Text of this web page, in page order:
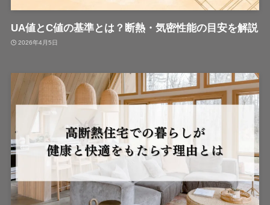
UA値とC値の基準とは？断熱・気密性能の目安を解説
2026年4月5日